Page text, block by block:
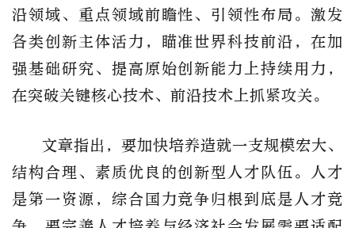
沿领域、重点领域前瞻性、引领性布局。激发
各类创新主体活力，瞄准世界科技前沿，在加
强基础研究、提高原始创新能力上持续用力，
在突破关键核心技术、前沿技术上抓紧攻关。
文章指出，要加快培养造就一支规模宏大、
结构合理、素质优良的创新型人才队伍。人才
是第一资源，综合国力竞争归根到底是人才竞